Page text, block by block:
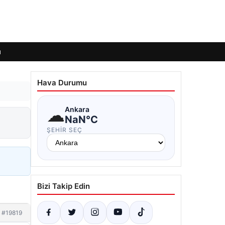
#19819
Hava Durumu
☁Ankara
NaN°C
ŞEHIR SEÇ
Bizi Takip Edin